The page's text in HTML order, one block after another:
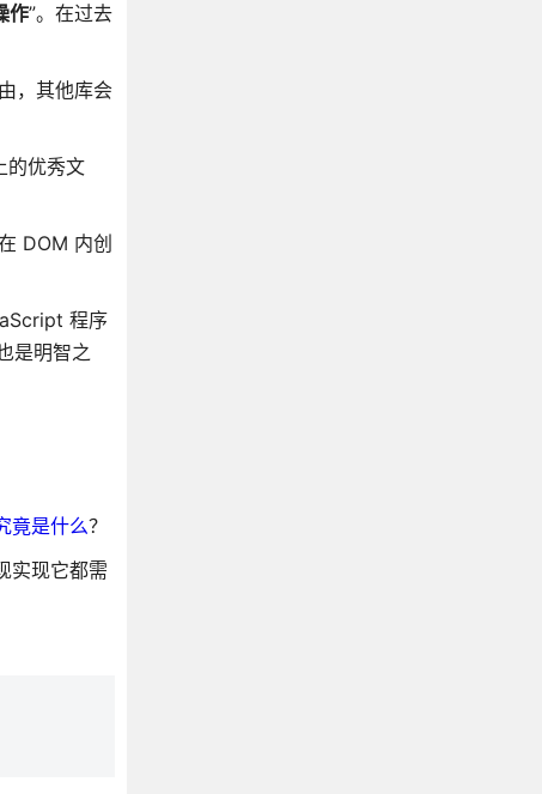
作”。在过去
，其他库会
的优秀文
DOM 内创
程序
是明智之
竟是什么？
实现它都需